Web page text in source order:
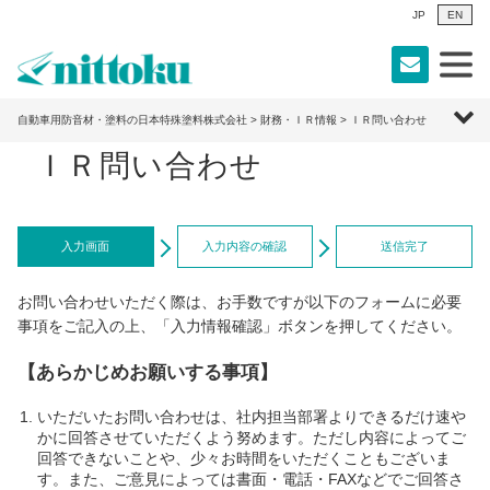
JP EN
自動車用防音材・塗料の日本特殊塗料株式会社 > 財務・ＩＲ情報 > ＩＲ問い合わせ
ＩＲ問い合わせ
入力画面 入力内容の確認 送信完了
お問い合わせいただく際は、お手数ですが以下のフォームに必要
事項をご記入の上、「入力情報確認」ボタンを押してください。
【あらかじめお願いする事項】
いただいたお問い合わせは、社内担当部署よりできるだけ速や
かに回答させていただくよう努めます。ただし内容によってご
回答できないことや、少々お時間をいただくこともございま
す。また、ご意見によっては書面・電話・FAXなどでご回答さ